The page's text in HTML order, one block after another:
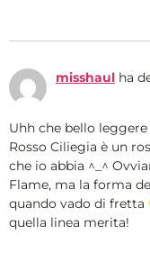
misshaul ha
Uhh che bello
Rosso Ciliegia è un
che io abbia ^_^
Flame, ma la forma
quando vado di fretta
quella linea merita!